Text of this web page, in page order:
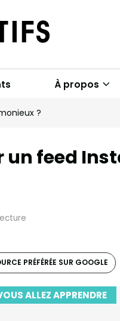
À propos
?
un feed
PRÉFÉRÉE SUR GOOGLE
ALLEZ APPRENDRE